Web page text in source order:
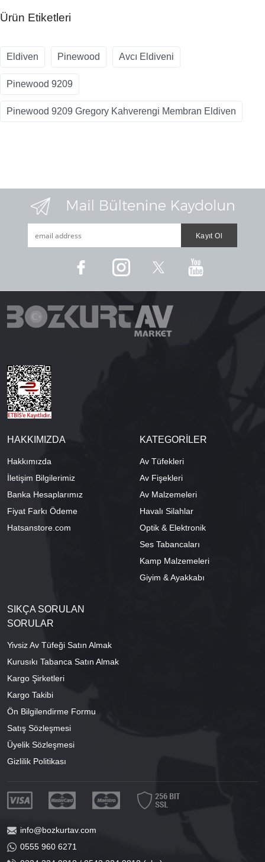
Ürün Etiketleri
Eldiven Pinewood Avcı Eldiveni
Pinewood 9209
Pinewood 9209 Gregory Kahverengi Membran Eldiven
HAKKIMIZDA
Hakkımızda
İletişim Bilgilerimiz
Banka Hesaplarımız
Fiyat Farkı Ödeme
Hatsanstore.com
KATEGORİLER
Av Tüfekleri
Av Fişekleri
Av Malzemeleri
Havalı Silahlar
Optik & Elektronik
Ses Tabancaları
Kamp Malzemeleri
Giyim & Ayakkabı
SIKÇA SORULAN
SORULAR
Yivsiz Av Tüfeği Satın Almak
Kurusıkı Tabanca Satın Almak
Kargo Şirketleri
Kargo Takibi
Ön Bilgilendirme Formu
Satış Sözleşmesi
Üyelik Sözleşmesi
Gizlilik Politikası
info@bozkurtav.com
0555 960 6271